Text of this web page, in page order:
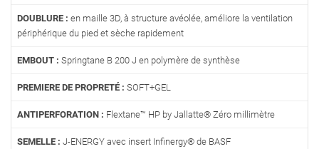
DOUBLURE : en maille 3D, à structure avéolée, améliore la ventilation
périphérique du pied et sèche rapidement
EMBOUT : Springtane B 200 J en polymère de synthèse
PREMIERE DE PROPRETÉ : SOFT+GEL
ANTIPERFORATION : Flextane™ HP by Jallatte® Zéro millimètre
SEMELLE : J-ENERGY avec insert Infinergy® de BASF